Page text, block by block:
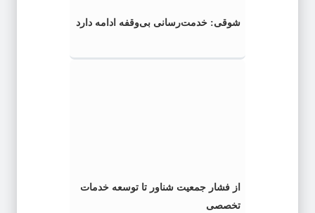
شوقی: خدمت‌رسانی بی‌وقفه ادامه دارد
از فشار جمعیت شناور تا توسعه خدمات
تخصصی